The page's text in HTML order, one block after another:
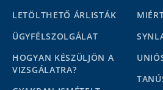
LETÖLTHETŐ ÁRLISTÁK
ÜGYFÉLSZOLGÁLAT
HOGYAN KÉSZÜLJÖN A
VIZSGÁLATRA?